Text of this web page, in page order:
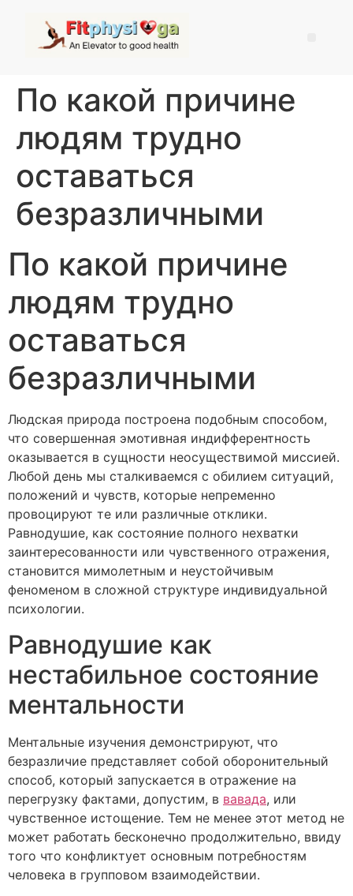
По какой причине
людям трудно
оставаться
безразличными
По какой причине
людям трудно
оставаться
безразличными
Людская природа построена подобным способом,
что совершенная эмотивная индифферентность
оказывается в сущности неосуществимой миссией.
Любой день мы сталкиваемся с обилием ситуаций,
положений и чувств, которые непременно
провоцируют те или различные отклики.
Равнодушие, как состояние полного нехватки
заинтересованности или чувственного отражения,
становится мимолетным и неустойчивым
феноменом в сложной структуре индивидуальной
психологии.
Равнодушие как
нестабильное состояние
ментальности
Ментальные изучения демонстрируют, что
безразличие представляет собой оборонительный
способ, который запускается в отражение на
перегрузку фактами, допустим, в вавада, или
чувственное истощение. Тем не менее этот метод не
может работать бесконечно продолжительно, ввиду
того что конфликтует основным потребностям
человека в групповом взаимодействии.